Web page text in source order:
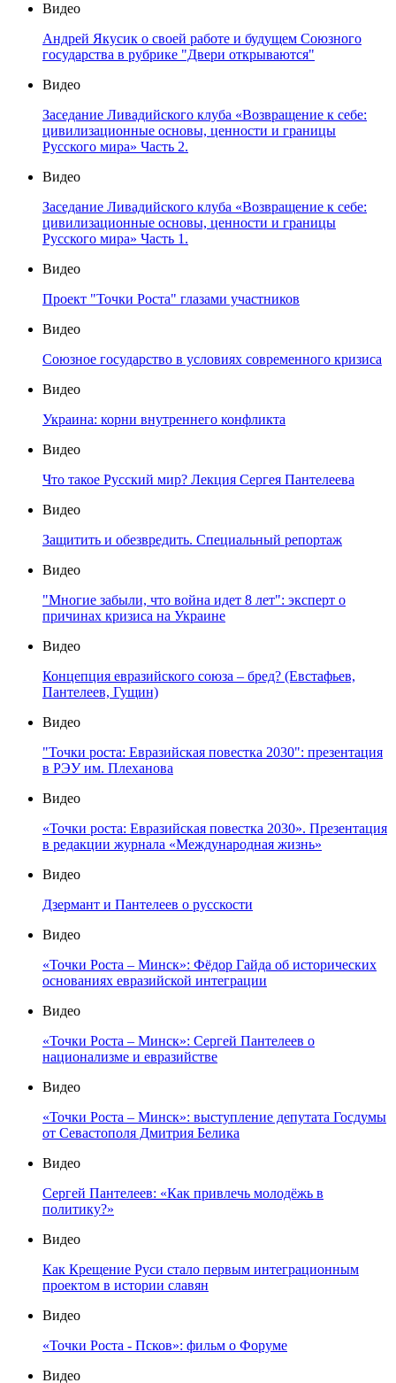
Видео
Андрей Якусик о своей работе и будущем Союзного
государства в рубрике "Двери открываются"
Видео
Заседание Ливадийского клуба «Возвращение к себе:
цивилизационные основы, ценности и границы
Русского мира» Часть 2.
Видео
Заседание Ливадийского клуба «Возвращение к себе:
цивилизационные основы, ценности и границы
Русского мира» Часть 1.
Видео
Проект "Точки Роста" глазами участников
Видео
Союзное государство в условиях современного кризиса
Видео
Украина: корни внутреннего конфликта
Видео
Что такое Русский мир? Лекция Сергея Пантелеева
Видео
Защитить и обезвредить. Специальный репортаж
Видео
"Многие забыли, что война идет 8 лет": эксперт о
причинах кризиса на Украине
Видео
Концепция евразийского союза – бред? (Евстафьев,
Пантелеев, Гущин)
Видео
"Точки роста: Евразийская повестка 2030": презентация
в РЭУ им. Плеханова
Видео
«Точки роста: Евразийская повестка 2030». Презентация
в редакции журнала «Международная жизнь»
Видео
Дзермант и Пантелеев о русскости
Видео
«Точки Роста – Минск»: Фёдор Гайда об исторических
основаниях евразийской интеграции
Видео
«Точки Роста – Минск»: Сергей Пантелеев о
национализме и евразийстве
Видео
«Точки Роста – Минск»: выступление депутата Госдумы
от Севастополя Дмитрия Белика
Видео
Сергей Пантелеев: «Как привлечь молодёжь в
политику?»
Видео
Как Крещение Руси стало первым интеграционным
проектом в истории славян
Видео
«Точки Роста - Псков»: фильм о Форуме
Видео